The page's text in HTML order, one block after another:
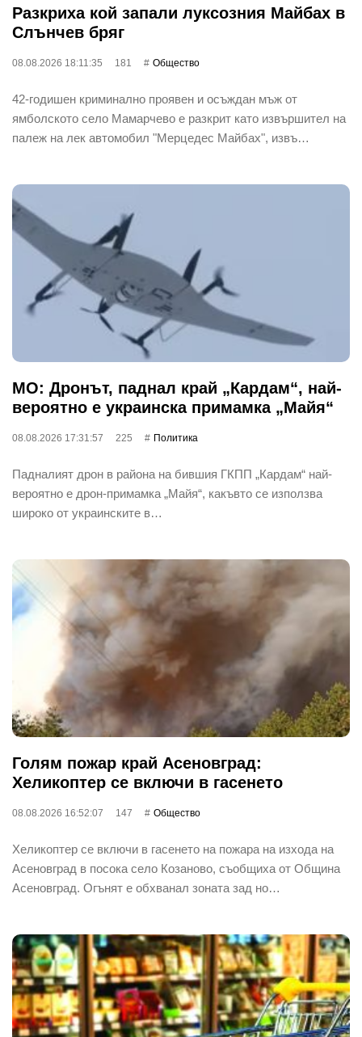
Разкриха кой запали луксозния Майбах в
Слънчев бряг
08.08.2026 18:11:35 181 Общество
42-годишен криминално проявен и осъждан мъж от
ямболското село Мамарчево е разкрит като извършител на
палеж на лек автомобил "Мерцедес Майбах", извъ…
МО: Дронът, паднал край „Кардам“, най-
вероятно е украинска примамка „Майя“
08.08.2026 17:31:57 225 Политика
Падналият дрон в района на бившия ГКПП „Кардам“ най-
вероятно е дрон-примамка „Майя“, какъвто се използва
широко от украинските в…
Голям пожар край Асеновград:
Хеликоптер се включи в гасенето
08.08.2026 16:52:07 147 Общество
Хеликоптер се включи в гасенето на пожара на изхода на
Асеновград в посока село Козаново, съобщиха от Община
Асеновград. Огънят е обхванал зоната зад но…